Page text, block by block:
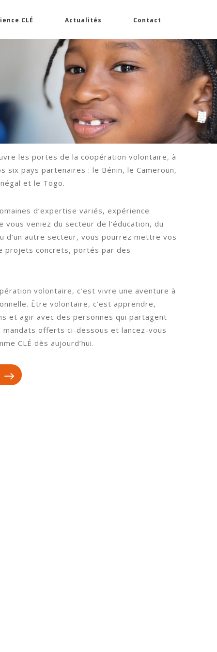
CLÉ Actualités Contact
les portes de la coopération volontaire, à
six pays partenaires : le Bénin, le Cameroun,
et le Togo.
d’expertise variés, expérience
vous veniez du secteur de l’éducation, du
d’un autre secteur, vous pourrez mettre vos
projets concrets, portés par des
volontaire, c’est vivre une aventure à
Être volontaire, c’est apprendre,
et agir avec des personnes qui partagent
mandats offerts ci-dessous et lancez-vous
CLÉ dès aujourd’hui.